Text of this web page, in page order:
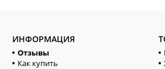
ИНФОРМАЦИЯ
Отзывы
Как купить